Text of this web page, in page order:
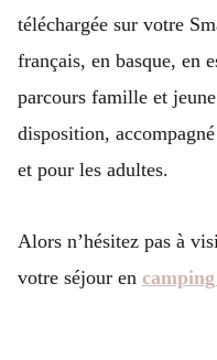
téléchargée sur votre
français, en basque, en
parcours famille et
disposition,
et pour les adultes.
Alors n’hésitez pas à
votre séjour en